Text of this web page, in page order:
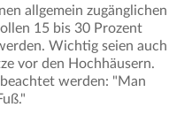
allgemein zugänglichen
15 bis 30 Prozent
Wichtig seien auch
vor den Hochhäusern.
werden: "Man